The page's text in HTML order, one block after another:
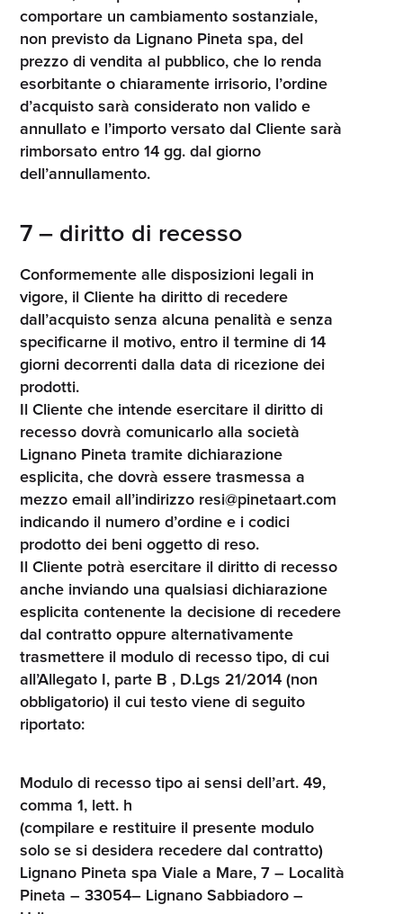
comportare un cambiamento sostanziale,
non previsto da Lignano Pineta spa, del
prezzo di vendita al pubblico, che lo renda
esorbitante o chiaramente irrisorio, l’ordine
d’acquisto sarà considerato non valido e
annullato e l’importo versato dal Cliente sarà
rimborsato entro 14 gg. dal giorno
dell’annullamento.
7 – diritto di recesso
Conformemente alle disposizioni legali in
vigore, il Cliente ha diritto di recedere
dall’acquisto senza alcuna penalità e senza
specificarne il motivo, entro il termine di 14
giorni decorrenti dalla data di ricezione dei
prodotti.
Il Cliente che intende esercitare il diritto di
recesso dovrà comunicarlo alla società
Lignano Pineta tramite dichiarazione
esplicita, che dovrà essere trasmessa a
mezzo email all’indirizzo resi@pinetaart.com
indicando il numero d’ordine e i codici
prodotto dei beni oggetto di reso.
Il Cliente potrà esercitare il diritto di recesso
anche inviando una qualsiasi dichiarazione
esplicita contenente la decisione di recedere
dal contratto oppure alternativamente
trasmettere il modulo di recesso tipo, di cui
all’Allegato I, parte B , D.Lgs 21/2014 (non
obbligatorio) il cui testo viene di seguito
riportato:
Modulo di recesso tipo ai sensi dell’art. 49,
comma 1, lett. h
(compilare e restituire il presente modulo
solo se si desidera recedere dal contratto)
Lignano Pineta spa Viale a Mare, 7 – Località
Pineta – 33054– Lignano Sabbiadoro –